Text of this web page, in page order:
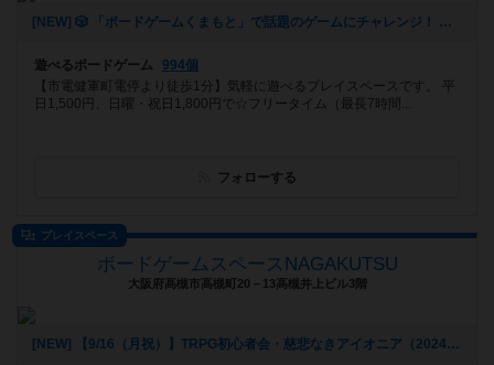
[NEW] 🎲 「ボードゲームくまもと」で話題のゲームにチャレンジ！ 🚀✨（2024年12月16日 12時53分）
遊べるボードゲーム
994個
【市電健軍町電停より徒歩1分】気軽に遊べるプレイスペースです。 平
日1,500円、日曜・祝日1,800円で☆フリータイム（最長7時間...
フォローする
プレイスペース
ボードゲームスペースNAGAKUTSU
大阪府高槻市高槻町20－13高槻井上ビル3階
[NEW] 【9/16（月祝）】TRPG初心者会・慈悲なきアイオニア（2024年09月07日 22時01分）